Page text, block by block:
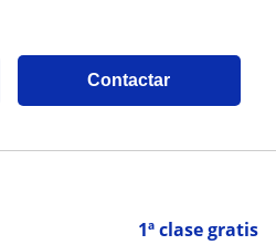
Contactar
1ª clase gratis